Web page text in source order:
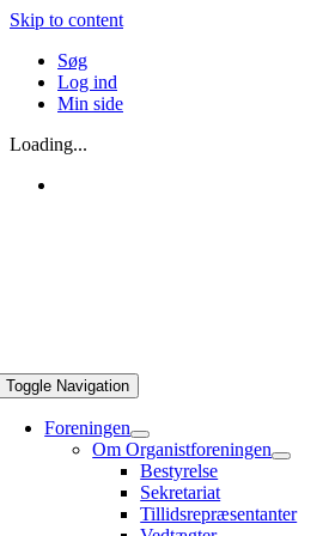
Skip to content
Søg
Log ind
Min side
Loading...
Toggle Navigation
Foreningen
Om Organistforeningen
Bestyrelse
Sekretariat
Tillidsrepræsentanter